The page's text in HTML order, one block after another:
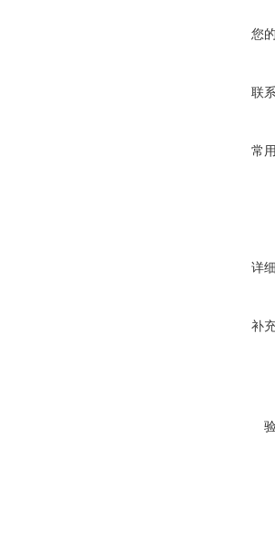
您
联
常
详
补